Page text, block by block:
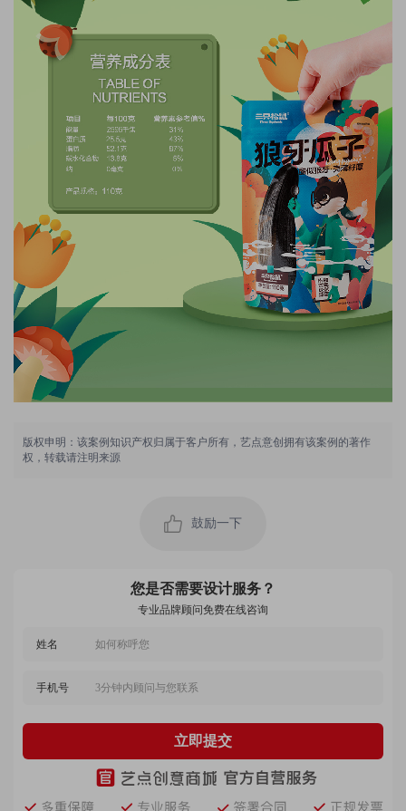
版权申明：该案例知识产权归属于客户所有，艺点意创拥有该案例的著作
权，转载请注明来源
鼓励一下
您是否需要设计服务？
专业品牌顾问免费在线咨询
姓名
手机号
立即提交
用户 173****2253：
对艺点的空间设计师真的是太满意啦，超级喜欢，看
通过同事推荐了艺点创意商城，我也是个策划小白，
所以策划加展架设计都交给他们，价格优惠好多不
设计效率非常高，沟通清楚明白，展架设计效果很
棒，很负责的设计团队，满满的达到我的需求
给个好评
用户 173****1152：
服回访及时，非常有创意，给力！